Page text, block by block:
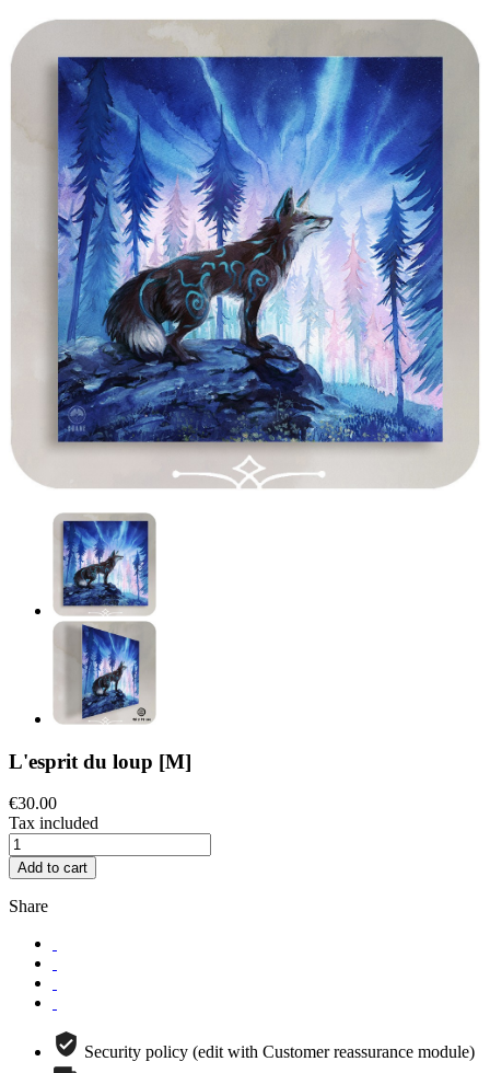
L'esprit du loup [M]
€30.00
Tax included
Add to cart
Share
Security policy (edit with Customer reassurance module)